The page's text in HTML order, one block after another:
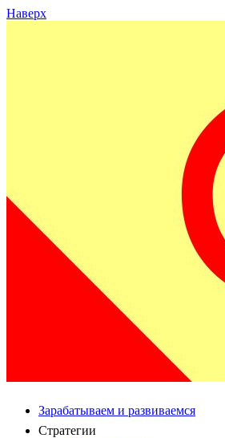
Наверх
Зарабатываем и развиваемся
Стратегии